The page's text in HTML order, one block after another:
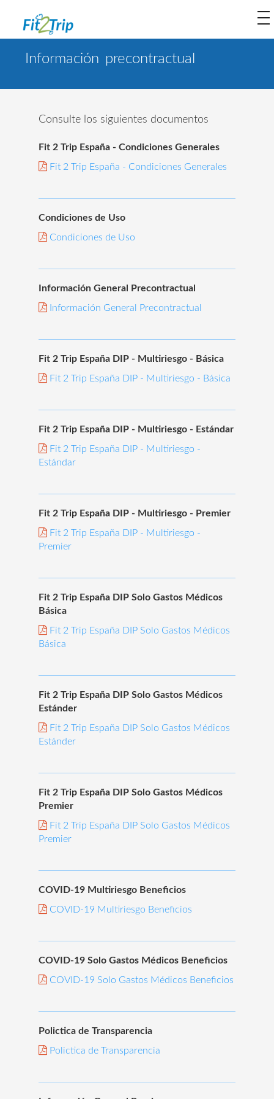
Información precontractual
Consulte los siguientes documentos
Fit 2 Trip España - Condiciones Generales
Fit 2 Trip España - Condiciones Generales
Condiciones de Uso
Condiciones de Uso
Información General Precontractual
Información General Precontractual
Fit 2 Trip España DIP - Multiriesgo - Básica
Fit 2 Trip España DIP - Multiriesgo - Básica
Fit 2 Trip España DIP - Multiriesgo - Estándar
Fit 2 Trip España DIP - Multiriesgo -
Estándar
Fit 2 Trip España DIP - Multiriesgo - Premier
Fit 2 Trip España DIP - Multiriesgo -
Premier
Fit 2 Trip España DIP Solo Gastos Médicos
Básica
Fit 2 Trip España DIP Solo Gastos Médicos
Básica
Fit 2 Trip España DIP Solo Gastos Médicos
Estánder
Fit 2 Trip España DIP Solo Gastos Médicos
Estánder
Fit 2 Trip España DIP Solo Gastos Médicos
Premier
Fit 2 Trip España DIP Solo Gastos Médicos
Premier
COVID-19 Multiriesgo Beneficios
COVID-19 Multiriesgo Beneficios
COVID-19 Solo Gastos Médicos Beneficios
COVID-19 Solo Gastos Médicos Beneficios
Polictica de Transparencia
Polictica de Transparencia